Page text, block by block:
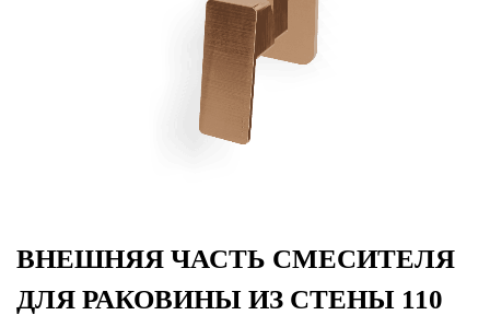
ВНЕШНЯЯ ЧАСТЬ СМЕСИТЕЛЯ
ДЛЯ РАКОВИНЫ ИЗ СТЕНЫ 110